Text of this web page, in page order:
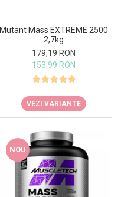
Mutant Mass EXTREME 2500
2,7kg
179,19 RON
153,99 RON
VEZI VARIANTE
NOU